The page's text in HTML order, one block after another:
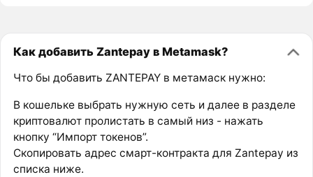
Как добавить Zantepay в Metamask?
Что бы добавить ZANTEPAY в метамаск нужно:
В кошельке выбрать нужную сеть и далее в разделе
криптовалют пролистать в самый низ - нажать
кнопку “Импорт токенов”.
Скопировать адрес смарт-контракта для Zantepay из
списка ниже.